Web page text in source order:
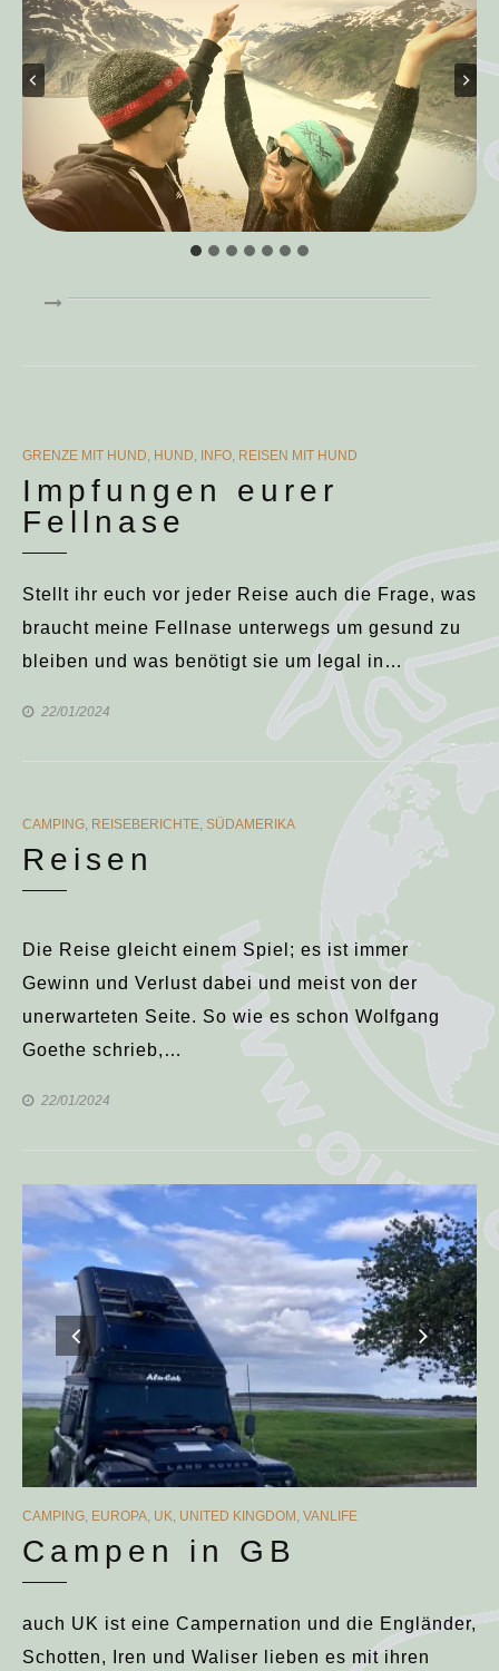
CATEGORIES
GRENZE MIT HUND, HUND, INFO, REISEN MIT HUND
Impfungen eurer
Fellnase
Stellt ihr euch vor jeder Reise auch die Frage, was
braucht meine Fellnase unterwegs um gesund zu
bleiben und was benötigt sie um legal in…
22/01/2024
CATEGORIES
CAMPING, REISEBERICHTE, SÜDAMERIKA
Reisen
Die Reise gleicht einem Spiel; es ist immer
Gewinn und Verlust dabei und meist von der
unerwarteten Seite. So wie es schon Wolfgang
Goethe schrieb,…
22/01/2024
CATEGORIES
CAMPING, EUROPA, UK, UNITED KINGDOM , VANLIFE
Campen in GB
auch UK ist eine Campernation und die Engländer,
Schotten, Iren und Waliser lieben es mit ihren